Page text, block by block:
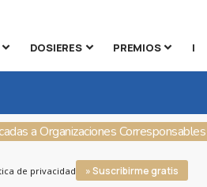
DOSIERES PREMIOS |
a Organizaciones Corresponsables
de privacidad » Suscribirme gratis